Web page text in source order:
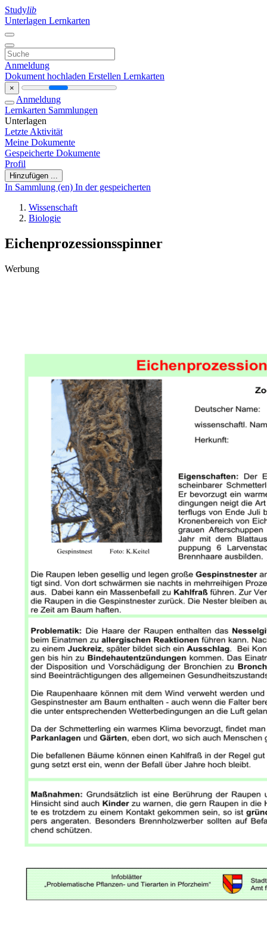
Studylib
Unterlagen Lernkarten
Anmeldung
Dokument hochladen Erstellen Lernkarten
×
Anmeldung
Lernkarten Sammlungen
Unterlagen
Letzte Aktivität
Meine Dokumente
Gespeicherte Dokumente
Profil
Hinzufügen ...
In Sammlung (en) In der gespeicherten
Wissenschaft
Biologie
Eichenprozessionsspinner
Werbung